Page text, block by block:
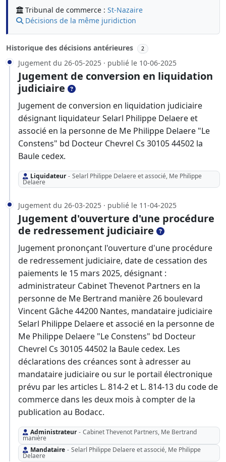
Tribunal de commerce : St-Nazaire
Décisions de la même juridiction
Historique des décisions antérieures 2
Jugement du 26-05-2025 · publié le 10-06-2025
Jugement de conversion en liquidation
judiciaire
Jugement de conversion en liquidation judiciaire
désignant liquidateur Selarl Philippe Delaere et
associé en la personne de Me Philippe Delaere "Le
Constens" bd Docteur Chevrel Cs 30105 44502 la
Baule cedex.
Liquidateur - Selarl Philippe Delaere et associé, Me Philippe
Delaere
Jugement du 26-03-2025 · publié le 11-04-2025
Jugement d'ouverture d'une procédure
de redressement judiciaire
Jugement prononçant l'ouverture d'une procédure
de redressement judiciaire, date de cessation des
paiements le 15 mars 2025, désignant :
administrateur Cabinet Thevenot Partners en la
personne de Me Bertrand manière 26 boulevard
Vincent Gâche 44200 Nantes, mandataire judiciaire
Selarl Philippe Delaere et associé en la personne de
Me Philippe Delaere "Le Constens" bd Docteur
Chevrel Cs 30105 44502 la Baule cedex. Les
déclarations des créances sont à adresser au
mandataire judiciaire ou sur le portail électronique
prévu par les articles L. 814-2 et L. 814-13 du code de
commerce dans les deux mois à compter de la
publication au Bodacc.
Administrateur - Cabinet Thevenot Partners, Me Bertrand
manière
Mandataire - Selarl Philippe Delaere et associé, Me Philippe
Delaere